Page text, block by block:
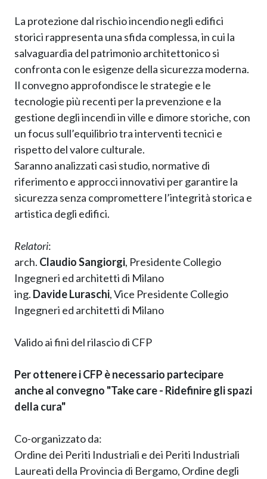
La protezione dal rischio incendio negli edifici
storici rappresenta una sfida complessa, in cui la
salvaguardia del patrimonio architettonico si
confronta con le esigenze della sicurezza moderna.
Il convegno approfondisce le strategie e le
tecnologie più recenti per la prevenzione e la
gestione degli incendi in ville e dimore storiche, con
un focus sull’equilibrio tra interventi tecnici e
rispetto del valore culturale.
Saranno analizzati casi studio, normative di
riferimento e approcci innovativi per garantire la
sicurezza senza compromettere l’integrità storica e
artistica degli edifici.
Relatori:
arch. Claudio Sangiorgi, Presidente Collegio
Ingegneri ed architetti di Milano
ing. Davide Luraschi, Vice Presidente Collegio
Ingegneri ed architetti di Milano
Valido ai fini del rilascio di CFP
Per ottenere i CFP è necessario partecipare
anche al convegno "Take care - Ridefinire gli spazi
della cura"
Co-organizzato da:
Ordine dei Periti Industriali e dei Periti Industriali
Laureati della Provincia di Bergamo, Ordine degli